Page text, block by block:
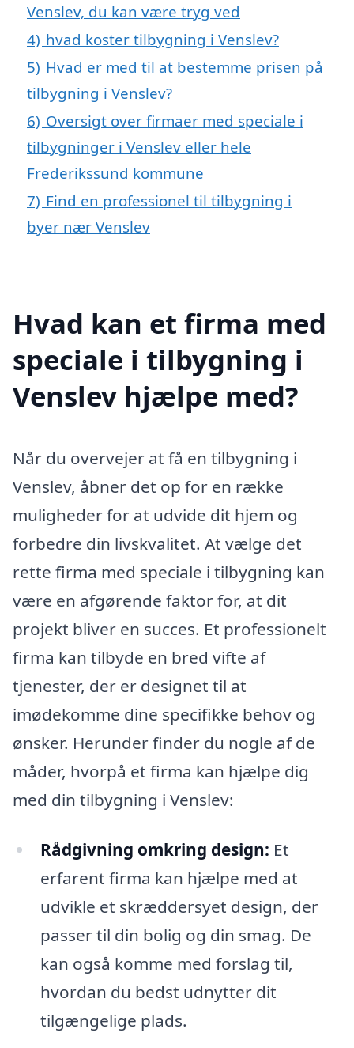
Venslev, du kan være tryg ved
4) hvad koster tilbygning i Venslev?
5) Hvad er med til at bestemme prisen på
tilbygning i Venslev?
6) Oversigt over firmaer med speciale i
tilbygninger i Venslev eller hele
Frederikssund kommune
7) Find en professionel til tilbygning i
byer nær Venslev
Hvad kan et firma med
speciale i tilbygning i
Venslev hjælpe med?
Når du overvejer at få en tilbygning i
Venslev, åbner det op for en række
muligheder for at udvide dit hjem og
forbedre din livskvalitet. At vælge det
rette firma med speciale i tilbygning kan
være en afgørende faktor for, at dit
projekt bliver en succes. Et professionelt
firma kan tilbyde en bred vifte af
tjenester, der er designet til at
imødekomme dine specifikke behov og
ønsker. Herunder finder du nogle af de
måder, hvorpå et firma kan hjælpe dig
med din tilbygning i Venslev:
Rådgivning omkring design: Et
erfarent firma kan hjælpe med at
udvikle et skræddersyet design, der
passer til din bolig og din smag. De
kan også komme med forslag til,
hvordan du bedst udnytter dit
tilgængelige plads.